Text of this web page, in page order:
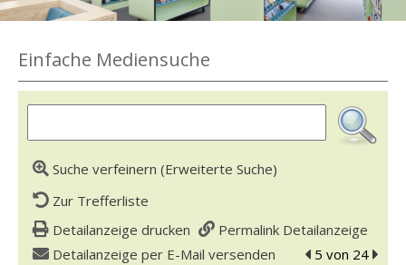
Einfache Mediensuche
Suche verfeinern (Erweiterte Suche)
Zur Trefferliste
Detailanzeige drucken
Permalink Detailanzeige
Detailanzeige per E-Mail versenden
zum
5 von 24 zum